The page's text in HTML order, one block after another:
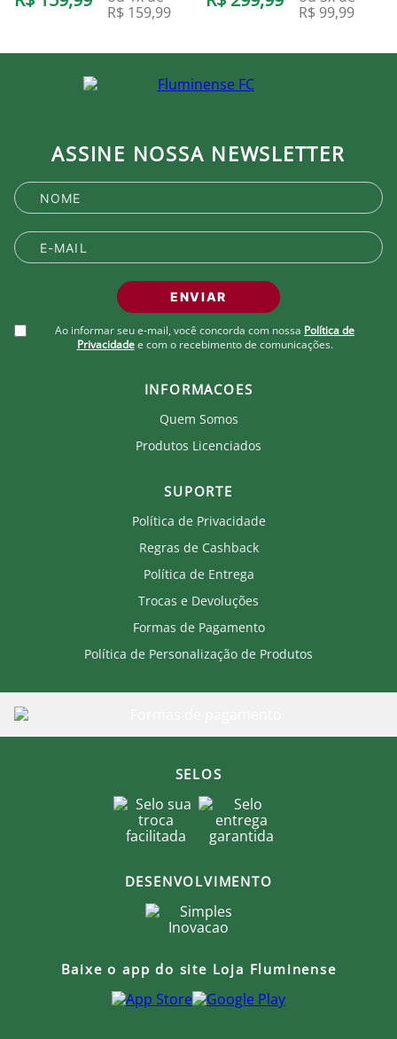
R$ 159,99
R$ 99,99
ASSINE NOSSA NEWSLETTER
ENVIAR
Ao informar seu e-mail, você concorda com nossa Política de
Privacidade e com o recebimento de comunicações.
INFORMACOES
Quem Somos
Produtos Licenciados
SUPORTE
Política de Privacidade
Regras de Cashback
Política de Entrega
Trocas e Devoluções
Formas de Pagamento
Política de Personalização de Produtos
SELOS
DESENVOLVIMENTO
Baixe o app do site Loja Fluminense